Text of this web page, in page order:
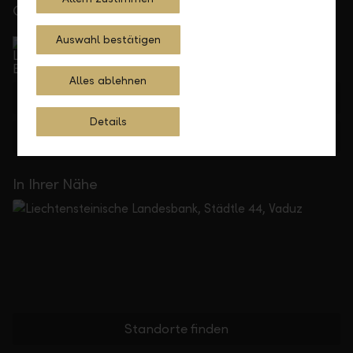
Gerne für Sie da
Service Direkt
Telefonisch erreichbar von Montag bis Freitag, 08.00
bis 17.30 Uhr
+423 236 88 11
Feedback
In Ihrer Nähe
Standorte finden
Auswahl bestätigen
Alles ablehnen
Details